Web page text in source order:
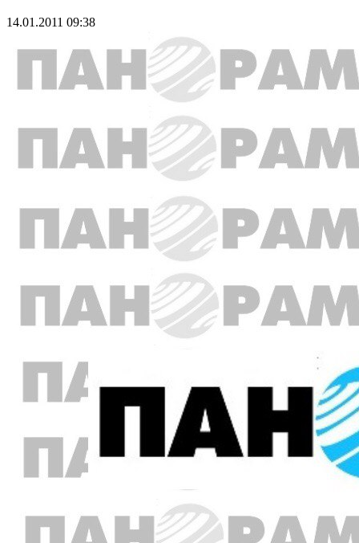
14.01.2011 09:38